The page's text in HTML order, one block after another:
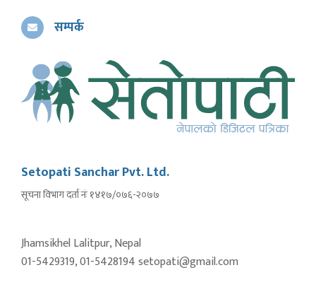
सम्पर्क
Setopati Sanchar Pvt. Ltd.
सूचना विभाग दर्ता नंः १४१७/०७६-२०७७
Jhamsikhel Lalitpur, Nepal
01-5429319, 01-5428194 setopati@gmail.com